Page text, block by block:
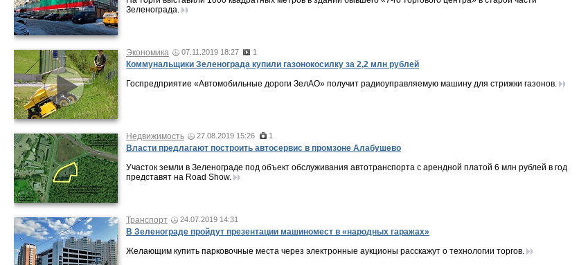
Зеленограда.
Экономика 07.11.2019 18:27 1
Коммунальщики Зеленограда купили газонокосилку за 2,2 млн рублей
Госпредприятие «Автомобильные дороги ЗелАО» получит радиоуправляемую машину для стрижки газонов.
Недвижимость 27.08.2019 15:26 1
Власти предлагают построить автосервис в промзоне Алабушево
Участок земли в Зеленограде под объект обслуживания автотранспорта с арендной платой 6 млн рублей в год
представят на Road Show.
Транспорт 24.07.2019 14:31
В Зеленограде пройдут презентации машиномест в «народных гаражах»
Желающим купить парковочные места через электронные аукционы расскажут о технологии торгов.